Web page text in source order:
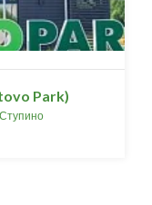
Park)
Ступино